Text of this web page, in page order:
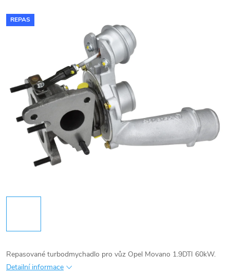
REPAS
Repasované turbodmychadlo pro vůz Opel Movano 1.9DTI 60kW.
Detailní informace